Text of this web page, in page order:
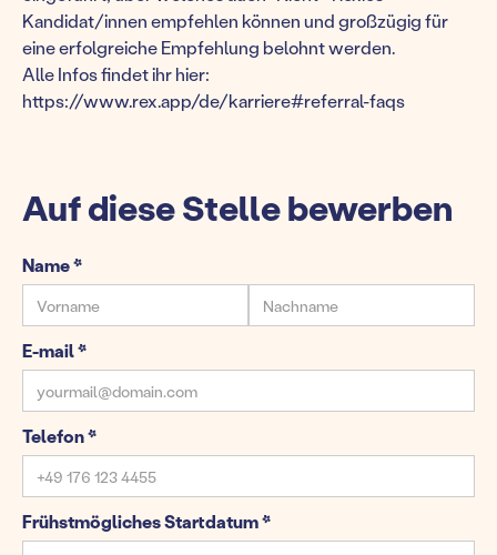
Kandidat/innen empfehlen können und großzügig für
eine erfolgreiche Empfehlung belohnt werden.
Alle Infos findet ihr hier:
https://www.rex.app/de/karriere#referral-faqs
Auf diese Stelle bewerben
Name *
E-mail *
Telefon *
Frühstmögliches Startdatum *